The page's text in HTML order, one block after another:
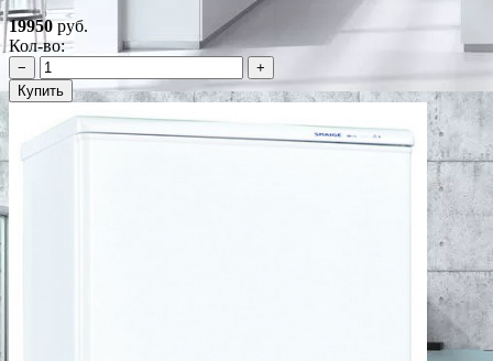
19950руб.
Кол-во:
−
+
Купить